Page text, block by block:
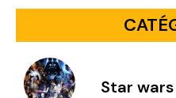
Star wars